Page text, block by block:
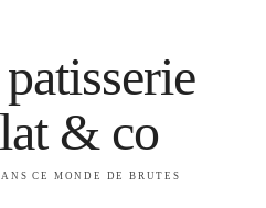
& co
CE MONDE DE BRUTES